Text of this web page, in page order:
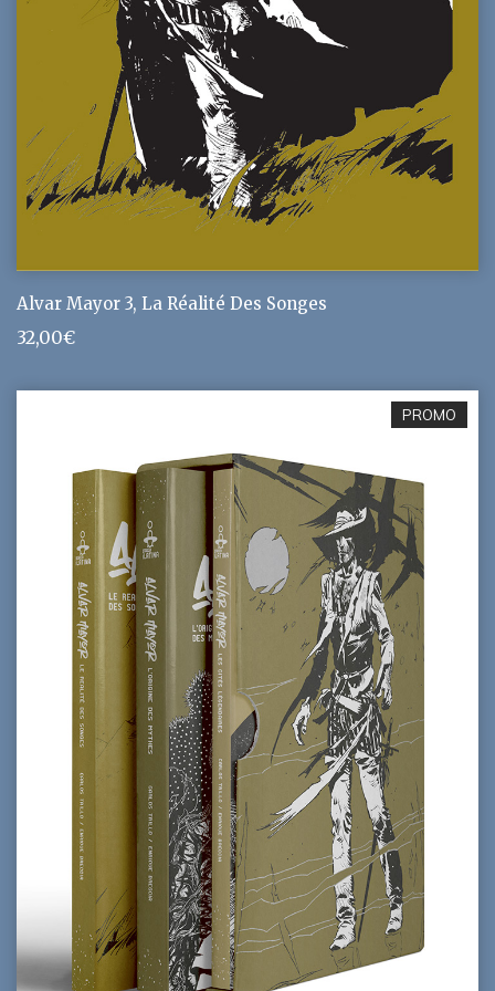
Alvar Mayor 3, La Réalité Des Songes
32,00€
PROMO